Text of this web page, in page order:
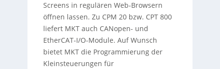
Screens in regulären Web-Browsern
öffnen lassen. Zu CPM 20 bzw. CPT 800
liefert MKT auch CANopen- und
EtherCAT-I/O-Module. Auf Wunsch
bietet MKT die Programmierung der
Kleinsteuerungen für